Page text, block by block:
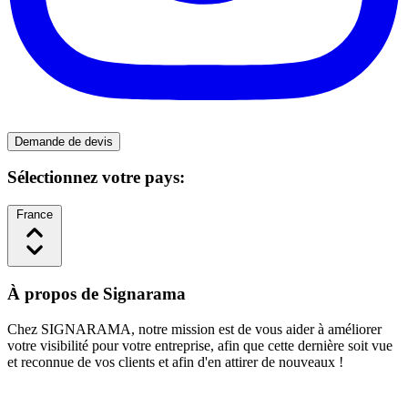
Demande de devis
Sélectionnez votre pays:
À propos de Signarama
Chez SIGNARAMA, notre mission est de vous aider à améliorer
votre visibilité pour votre entreprise, afin que cette dernière soit vue
et reconnue de vos clients et afin d'en attirer de nouveaux !